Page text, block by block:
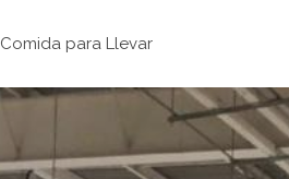
Comida para Llevar